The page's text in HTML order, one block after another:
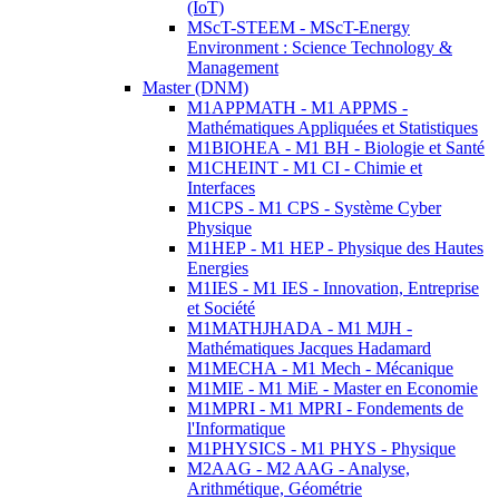
(IoT)
MScT-STEEM - MScT-Energy
Environment : Science Technology &
Management
Master (DNM)
M1APPMATH - M1 APPMS -
Mathématiques Appliquées et Statistiques
M1BIOHEA - M1 BH - Biologie et Santé
M1CHEINT - M1 CI - Chimie et
Interfaces
M1CPS - M1 CPS - Système Cyber
Physique
M1HEP - M1 HEP - Physique des Hautes
Energies
M1IES - M1 IES - Innovation, Entreprise
et Société
M1MATHJHADA - M1 MJH -
Mathématiques Jacques Hadamard
M1MECHA - M1 Mech - Mécanique
M1MIE - M1 MiE - Master en Economie
M1MPRI - M1 MPRI - Fondements de
l'Informatique
M1PHYSICS - M1 PHYS - Physique
M2AAG - M2 AAG - Analyse,
Arithmétique, Géométrie